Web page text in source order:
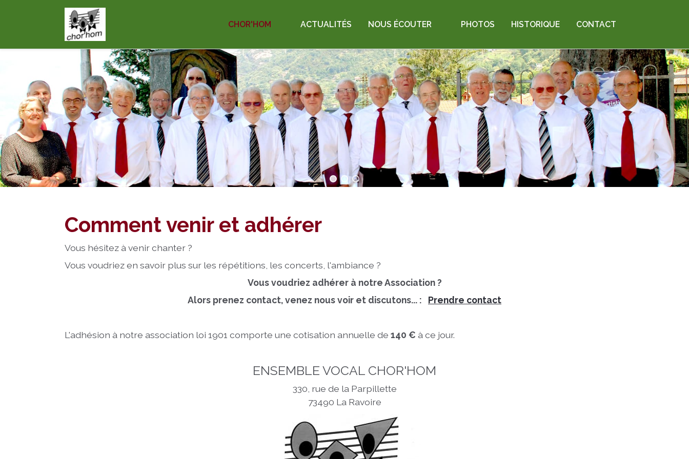
CHOR'HOM ACTUALITÉS NOUS ÉCOUTER PHOTOS HISTORIQUE CONTACT
Comment venir et adhérer
Vous hésitez à venir chanter ?
Vous voudriez en savoir plus sur les répétitions, les concerts, l'ambiance ?
Vous voudriez adhérer à notre Association ?
Alors prenez contact, venez nous voir et discutons... : Prendre contact
L'adhésion à notre association loi 1901 comporte une cotisation annuelle de 140 € à ce jour.
ENSEMBLE VOCAL CHOR'HOM
330, rue de la Parpillette
73490 La Ravoire